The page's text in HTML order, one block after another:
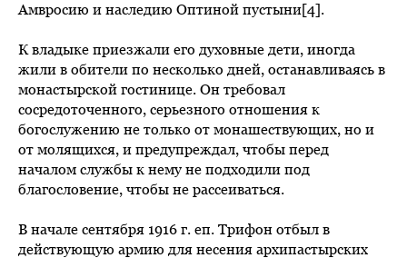
Амвросию и наследию Оптиной пустыни[4].
К владыке приезжали его духовные дети, иногда
жили в обители по несколько дней, останавливаясь в
монастырской гостинице. Он требовал
сосредоточенного, серьезного отношения к
богослужению не только от монашествующих, но и
от молящихся, и предупреждал, чтобы перед
началом службы к нему не подходили под
благословение, чтобы не рассеиваться.
В начале сентября 1916 г. еп. Трифон отбыл в
действующую армию для несения архипастырских